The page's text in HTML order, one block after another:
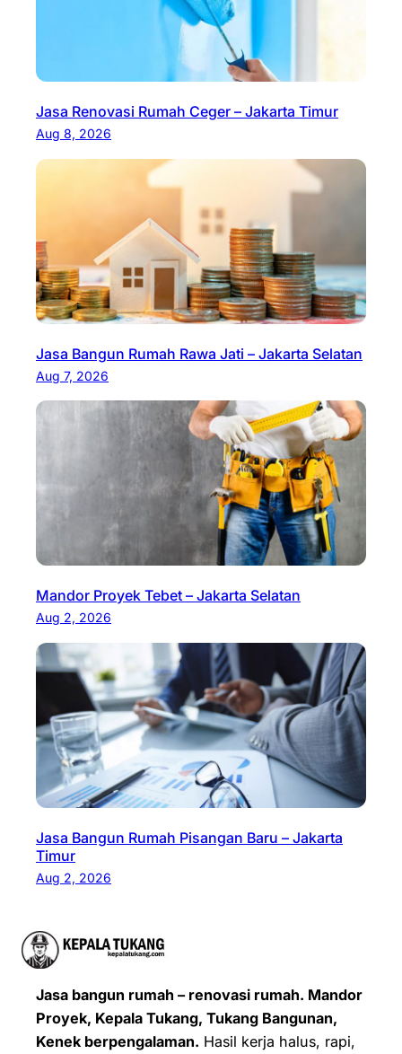
Jasa Renovasi Rumah Ceger – Jakarta Timur
Aug 8, 2026
Jasa Bangun Rumah Rawa Jati – Jakarta Selatan
Aug 7, 2026
Mandor Proyek Tebet – Jakarta Selatan
Aug 2, 2026
Jasa Bangun Rumah Pisangan Baru – Jakarta
Timur
Aug 2, 2026
Jasa bangun rumah – renovasi rumah. Mandor
Proyek, Kepala Tukang, Tukang Bangunan,
Kenek berpengalaman. Hasil kerja halus, rapi,